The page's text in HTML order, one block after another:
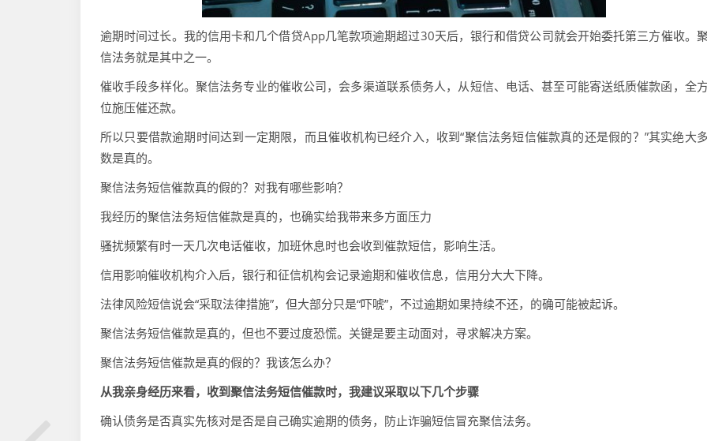
逾期时间过长。我的信用卡和几个借贷App几笔款项逾期超过30天后，银行和借贷公司就会开始委托第三方催收。
信法务就是其中之一。
催收手段多样化。聚信法务专业的催收公司，会多渠道联系债务人，从短信、电话、甚至可能寄送纸质催款函，全
位施压催还款。
所以只要借款逾期时间达到一定期限，而且催收机构已经介入，收到“聚信法务短信催款真的还是假的？”其实绝大
数是真的。
聚信法务短信催款真的假的？对我有哪些影响？
我经历的聚信法务短信催款是真的，也确实给我带来多方面压力
骚扰频繁有时一天几次电话催收，加班休息时也会收到催款短信，影响生活。
信用影响催收机构介入后，银行和征信机构会记录逾期和催收信息，信用分大大下降。
法律风险短信说会“采取法律措施”，但大部分只是“吓唬”，不过逾期如果持续不还，的确可能被起诉。
聚信法务短信催款是真的，但也不要过度恐慌。关键是要主动面对，寻求解决方案。
聚信法务短信催款是真的假的？我该怎么办？
从我亲身经历来看，收到聚信法务短信催款时，我建议采取以下几个步骤
确认债务是否真实先核对是否是自己确实逾期的债务，防止诈骗短信冒充聚信法务。